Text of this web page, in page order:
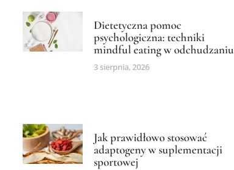
Dietetyczna pomoc
psychologiczna: techniki
mindful eating w odchudzaniu
3 sierpnia, 2026
Jak prawidłowo stosować
adaptogeny w suplementacji
sportowej